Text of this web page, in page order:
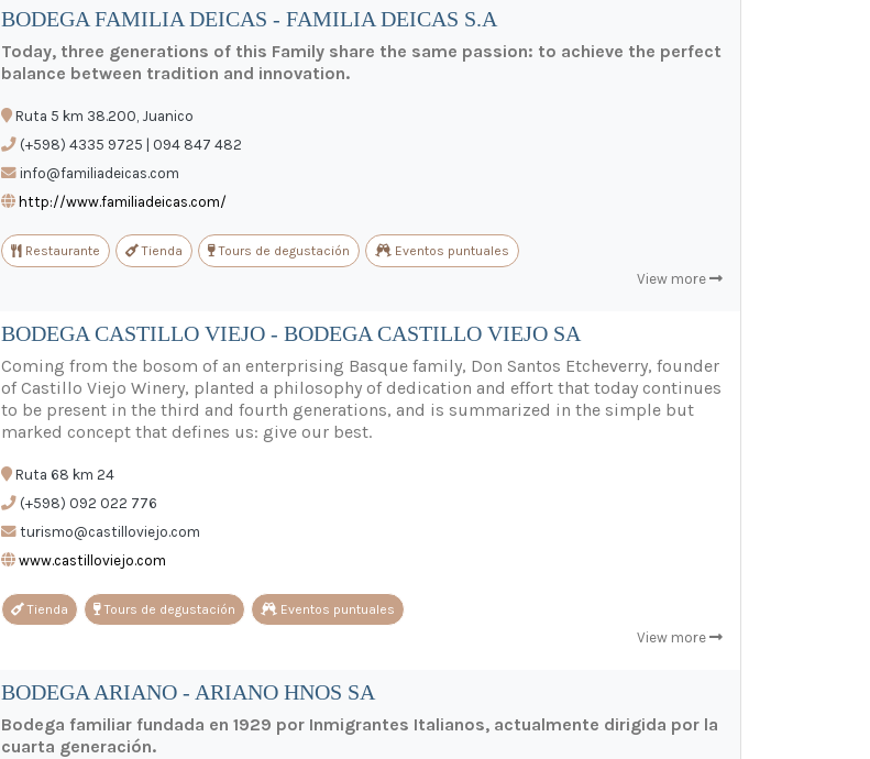
BODEGA FAMILIA DEICAS - FAMILIA DEICAS S.A
Today, three generations of this Family share the same passion: to achieve the perfect
balance between tradition and innovation.
Ruta 5 km 38.200, Juanico
(+598) 4335 9725 | 094 847 482
info@familiadeicas.com
http://www.familiadeicas.com/
Restaurante Tienda Tours de degustación Eventos puntuales
View more
BODEGA CASTILLO VIEJO - BODEGA CASTILLO VIEJO SA
Coming from the bosom of an enterprising Basque family, Don Santos Etcheverry, founder
of Castillo Viejo Winery, planted a philosophy of dedication and effort that today continues
to be present in the third and fourth generations, and is summarized in the simple but
marked concept that defines us: give our best.
Ruta 68 km 24
(+598) 092 022 776
turismo@castilloviejo.com
www.castilloviejo.com
Tienda Tours de degustación Eventos puntuales
View more
BODEGA ARIANO - ARIANO HNOS SA
Bodega familiar fundada en 1929 por Inmigrantes Italianos, actualmente dirigida por la
cuarta generación.